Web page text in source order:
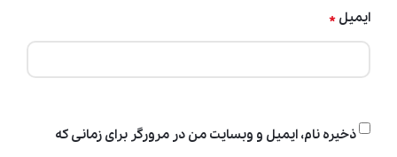
ایمیل *
ذخیره نام، ایمیل و وبسایت من در مرورگر برای زمانی که